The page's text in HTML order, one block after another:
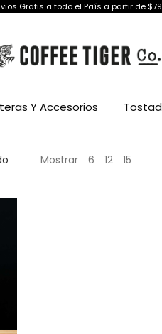
Gratis a todo el País a partir de
Y Accesorios
Mostrar 6 12 15